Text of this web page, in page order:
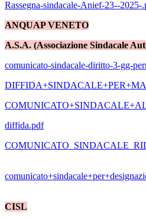
Rassegna-sindacale-Anief-23--2025-
ANQUAP VENETO
A.S.A. (Associazione Sindacale
comunicato-sindacale-diritto-3-gg-
diffida.pdf
CISL